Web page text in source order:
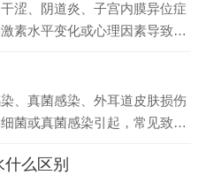
涩、阴道炎、子宫内膜异位症
素水平变化或心理因素导致，
、真菌感染、外耳道皮肤损伤
菌或真菌感染引起，常见致病
么区别